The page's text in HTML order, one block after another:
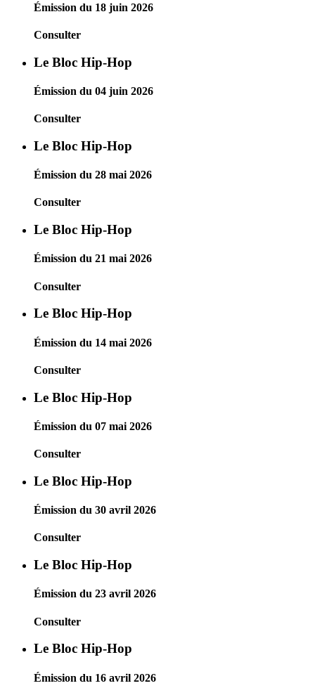
Émission du 18 juin 2026
Consulter
Le Bloc Hip-Hop
Émission du 04 juin 2026
Consulter
Le Bloc Hip-Hop
Émission du 28 mai 2026
Consulter
Le Bloc Hip-Hop
Émission du 21 mai 2026
Consulter
Le Bloc Hip-Hop
Émission du 14 mai 2026
Consulter
Le Bloc Hip-Hop
Émission du 07 mai 2026
Consulter
Le Bloc Hip-Hop
Émission du 30 avril 2026
Consulter
Le Bloc Hip-Hop
Émission du 23 avril 2026
Consulter
Le Bloc Hip-Hop
Émission du 16 avril 2026